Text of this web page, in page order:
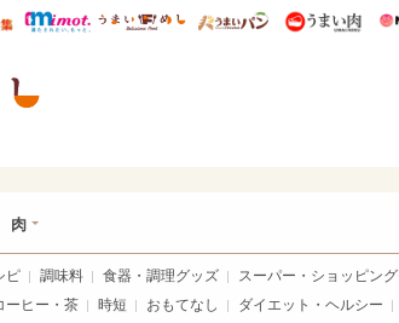
ウレぴあ総研 ディズニー特集
mimot. うまいめし うまいパン う
肉
ピ 調味料 食器・調理グッズ スーパー・ショッピン
ーヒー・茶 時短 おもてなし ダイエット・ヘルシー